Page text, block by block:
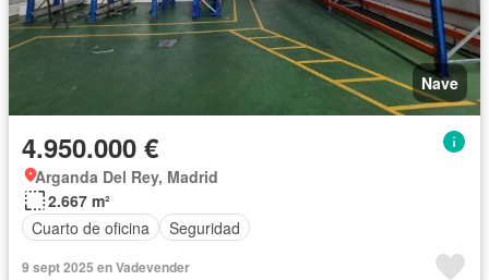
Nave
4.950.000 €
Arganda Del Rey, Madrid
2.667 m²
Cuarto de oficina
Seguridad
9 sept 2025 en Vadevender